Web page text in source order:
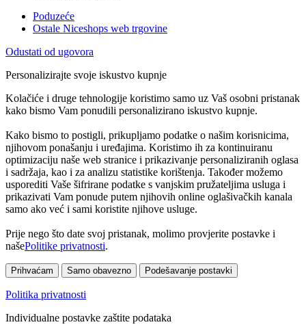
Poduzeće
Ostale Niceshops web trgovine
Odustati od ugovora
Personalizirajte svoje iskustvo kupnje
Kolačiće i druge tehnologije koristimo samo uz Vaš osobni pristanak
kako bismo Vam ponudili personalizirano iskustvo kupnje.
Kako bismo to postigli, prikupljamo podatke o našim korisnicima,
njihovom ponašanju i uređajima. Koristimo ih za kontinuiranu
optimizaciju naše web stranice i prikazivanje personaliziranih oglasa
i sadržaja, kao i za analizu statistike korištenja. Također možemo
usporediti Vaše šifrirane podatke s vanjskim pružateljima usluga i
prikazivati Vam ponude putem njihovih online oglašivačkih kanala
samo ako već i sami koristite njihove usluge.
Prije nego što date svoj pristanak, molimo provjerite postavke i
našePolitike privatnosti.
Prihvaćam Samo obavezno Podešavanje postavki
Politika privatnosti
Individualne postavke zaštite podataka